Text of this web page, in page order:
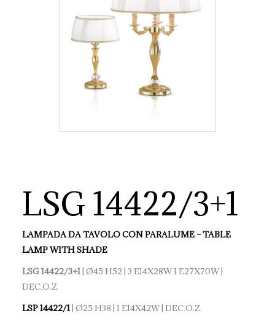
LSG 14422/3+1
LAMPADA DA TAVOLO CON PARALUME – TABLE
LAMP WITH SHADE
LSG 14422/3+1 | Ø45 H52 | 3 E14X28W 1 E27X70W |
DEC.O.Z.
LSP 14422/1 | Ø25 H38 | 1 E14X42W | DEC.O.Z.